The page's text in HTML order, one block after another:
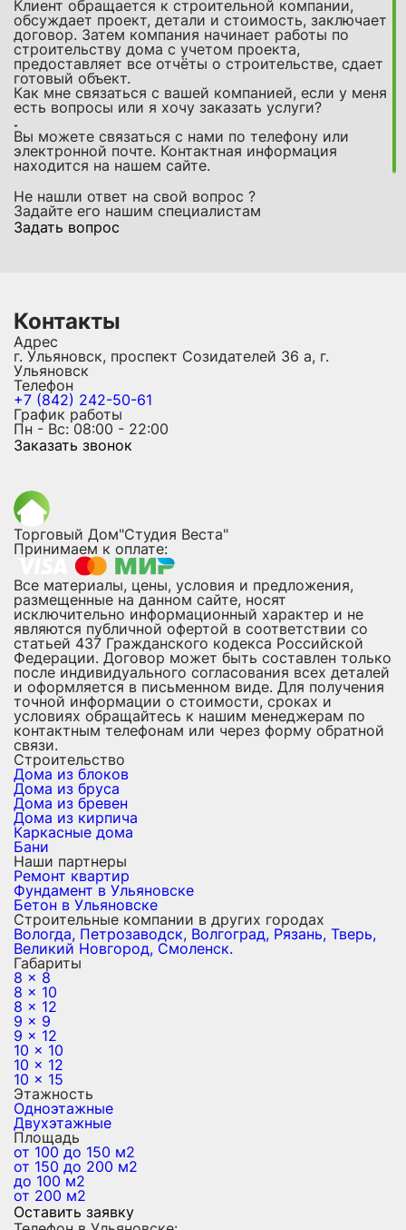
Клиент обращается к строительной компании,
обсуждает проект, детали и стоимость, заключает
договор. Затем компания начинает работы по
строительству дома с учетом проекта,
предоставляет все отчёты о строительстве, сдает
готовый объект.
Как мне связаться с вашей компанией, если у меня
есть вопросы или я хочу заказать услуги?
Вы можете связаться с нами по телефону или
электронной почте. Контактная информация
находится на нашем сайте.
Не нашли ответ на свой вопрос ?
Задайте его нашим специалистам
Задать вопрос
Контакты
Адрес
г. Ульяновск, проспект Созидателей 36 а, г.
Ульяновск
Телефон
+7 (842) 242-50-61
График работы
Пн - Вс: 08:00 - 22:00
Заказать звонок
Торговый Дом"Студия Веста"
Принимаем к оплате:
Все материалы, цены, условия и предложения,
размещенные на данном сайте, носят
исключительно информационный характер и не
являются публичной офертой в соответствии со
статьей 437 Гражданского кодекса Российской
Федерации. Договор может быть составлен только
после индивидуального согласования всех деталей
и оформляется в письменном виде. Для получения
точной информации о стоимости, сроках и
условиях обращайтесь к нашим менеджерам по
контактным телефонам или через форму обратной
связи.
Строительство
Дома из блоков
Дома из бруса
Дома из бревен
Дома из кирпича
Каркасные дома
Бани
Наши партнеры
Ремонт квартир
Фундамент в Ульяновске
Бетон в Ульяновске
Строительные компании в других городах
Вологда, Петрозаводск, Волгоград, Рязань, Тверь,
Великий Новгород, Смоленск.
Габариты
8 x 8
8 x 10
8 x 12
9 x 9
9 x 12
10 x 10
10 x 12
10 x 15
Этажность
Одноэтажные
Двухэтажные
Площадь
от 100 до 150 м2
от 150 до 200 м2
до 100 м2
от 200 м2
Оставить заявку